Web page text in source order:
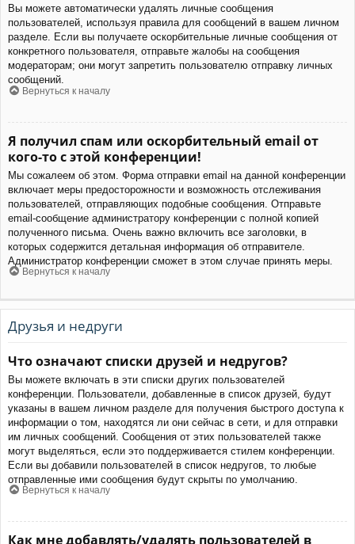
Вы можете автоматически удалять личные сообщения
пользователей, используя правила для сообщений в вашем личном
разделе. Если вы получаете оскорбительные личные сообщения от
конкретного пользователя, отправьте жалобы на сообщения
модераторам; они могут запретить пользователю отправку личных
сообщений.
Вернуться к началу
Я получил спам или оскорбительный email от
кого-то с этой конференции!
Мы сожалеем об этом. Форма отправки email на данной конференции
включает меры предосторожности и возможность отслеживания
пользователей, отправляющих подобные сообщения. Отправьте
email-сообщение администратору конференции с полной копией
полученного письма. Очень важно включить все заголовки, в
которых содержится детальная информация об отправителе.
Администратор конференции сможет в этом случае принять меры.
Вернуться к началу
Друзья и недруги
Что означают списки друзей и недругов?
Вы можете включать в эти списки других пользователей
конференции. Пользователи, добавленные в список друзей, будут
указаны в вашем личном разделе для получения быстрого доступа к
информации о том, находятся ли они сейчас в сети, и для отправки
им личных сообщений. Сообщения от этих пользователей также
могут выделяться, если это поддерживается стилем конференции.
Если вы добавили пользователей в список недругов, то любые
отправленные ими сообщения будут скрыты по умолчанию.
Вернуться к началу
Как мне добавлять/удалять пользователей в